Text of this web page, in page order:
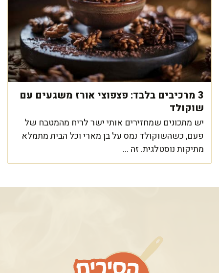
3 מרכיבים בלבד: פצפוצי אורז משגעים עם
שוקולד
יש מתכונים שמחזירים אותי ישר לריח מהמטבח של
פעם, כשהשוקולד נמס על בן מארי וכל הבית מתמלא
מתיקות נוסטלגית. זה ...